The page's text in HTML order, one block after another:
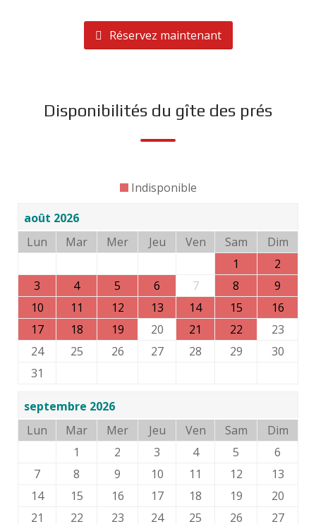
Réservez maintenant
Disponibilités du gîte des prés
Indisponible
août 2026
Lun
Mar Mer Jeu Ven Sam
Dim
1
2
3
4 5 6 7 8
9
10
11 12 13 14 15
16
17
18 19 20 21 22
23
24
25 26 27 28 29
30
31
septembre 2026
Lun
Mar Mer Jeu Ven Sam
Dim
1
2 3 4 5
6
7
8 9 10 11 12
13
14
15 16 17 18 19
20
21
22 23 24 25 26 27